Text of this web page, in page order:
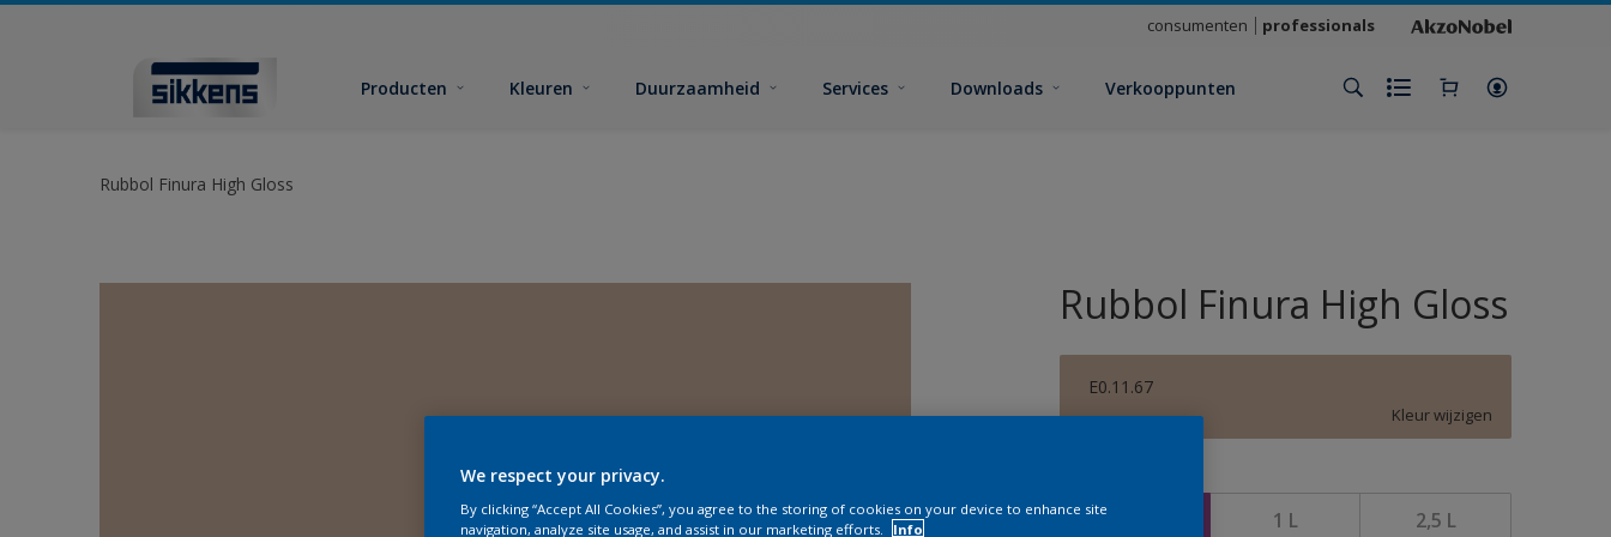
consumenten professionals
Producten Kleuren Duurzaamheid Services Downloads Verkooppunten
Rubbol Finura High Gloss
Rubbol Finura High Gloss
E0.11.67
Kleur wijzigen
500 ML 1 L 2,5 L
We respect your privacy.
By clicking “Accept All Cookies”, you agree to the storing of cookies on your device to enhance site
navigation, analyze site usage, and assist in our marketing efforts.
Info